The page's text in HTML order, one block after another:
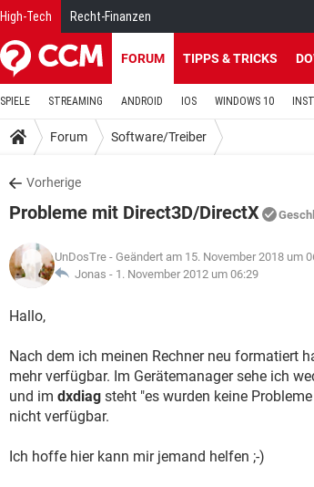
High-Tech Recht-Finanzen
FORUM TIPPS & TRICKS
SPIELE STREAMING ANDROID IOS WINDOWS 10
Forum Software/Treiber
Vorherige
Probleme mit Direct3D/DirectX
UnDosTre - Geändert am 15. November 2018 um
Jonas - 1. November 2012 um 06:29
Hallo,
Nach dem ich meinen Rechner neu formatiert
mehr verfügbar. Im Gerätemanager sehe ich
und im dxdiag steht "es wurden keine
nicht verfügbar.
Ich hoffe hier kann mir jemand helfen ;-)